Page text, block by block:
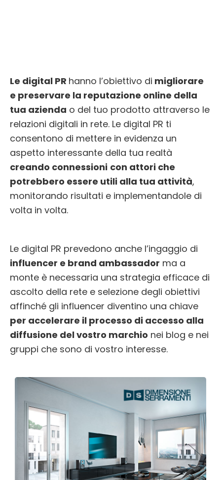
Le digital PR hanno l’obiettivo di migliorare
e preservare la reputazione online della
tua azienda o del tuo prodotto attraverso le
relazioni digitali in rete. Le digital PR ti
consentono di mettere in evidenza un
aspetto interessante della tua realtà
creando connessioni con attori che
potrebbero essere utili alla tua attività,
monitorando risultati e implementandole di
volta in volta.
Le digital PR prevedono anche l’ingaggio di
influencer e brand ambassador ma a
monte è necessaria una strategia efficace di
ascolto della rete e selezione degli obiettivi
affinché gli influencer diventino una chiave
per accelerare il processo di accesso alla
diffusione del vostro marchio nei blog e nei
gruppi che sono di vostro interesse.